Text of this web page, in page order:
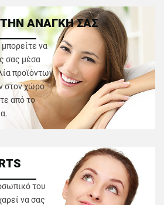
ΑΝΑΓΚΗ ΣΑΣ
να
σας μέσα
προϊόντων
στον χώρο
από το
του
να σας